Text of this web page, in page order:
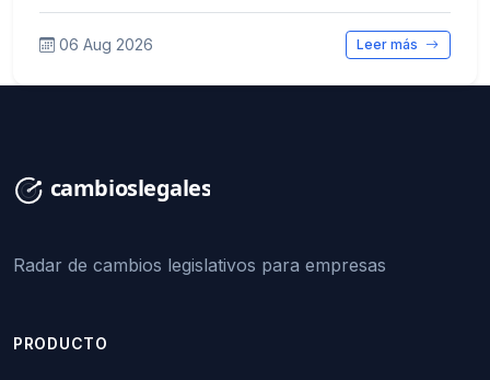
06 Aug 2026 Leer más
Radar de cambios legislativos para empresas
PRODUCTO